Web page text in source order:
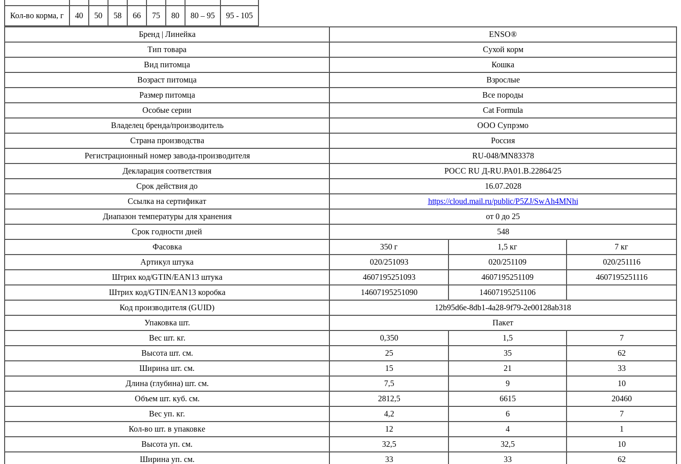
Кол-во корма, г 40 50 58 66 75 80 80 – 95 95 - 105
Бренд | Линейка
ENSO®
Тип товара
Сухой корм
Вид питомца
Кошка
Возраст питомца
Взрослые
Размер питомца
Все породы
Особые серии
Cat Formula
Владелец бренда/производитель
ООО Супрэмо
Страна производства
Россия
Регистрационный номер завода-производителя
RU-048/MN83378
Декларация соответствия
РОСС RU Д-RU.РА01.В.22864/25
Срок действия до
16.07.2028
Ссылка на сертификат
https://cloud.mail.ru/public/P5ZJ/SwAh4MNhi
Диапазон температуры для хранения
от 0 до 25
Срок годности дней
548
Фасовка
350 г 1,5 кг
7 кг
Артикул штука
020/251093 020/251109
020/251116
Штрих код/GTIN/EAN13 штука
4607195251093 4607195251109
4607195251116
Штрих код/GTIN/EAN13 коробка
14607195251090
14607195251106
Код производителя (GUID)
12b95d6e-8db1-4a28-9f79-2e00128ab318
Упаковка шт.
Пакет
Вес шт. кг.
0,350 1,5
7
Высота шт. см.
25 35
62
Ширина шт. см.
15 21
33
Длина (глубина) шт. см.
7,5 9
10
Объем шт. куб. см.
2812,5 6615
20460
Вес уп. кг.
4,2 6
7
Кол-во шт. в упаковке
12 4
1
Высота уп. см.
32,5 32,5
10
Ширина уп. см.
33 33 62